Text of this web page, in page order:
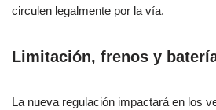
circulen legalmente por la vía.
Limitación, frenos y
La nueva regulación impactará en los